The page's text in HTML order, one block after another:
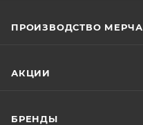
ПРОИЗВОДСТВО МЕРЧА
АКЦИИ
БРЕНДЫ